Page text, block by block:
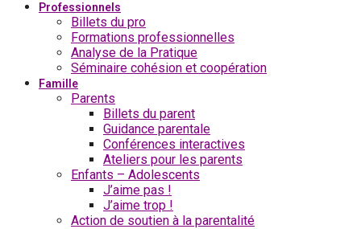
Professionnels
Billets du pro
Formations professionnelles
Analyse de la Pratique
Séminaire cohésion et coopération
Famille
Parents
Billets du parent
Guidance parentale
Conférences interactives
Ateliers pour les parents
Enfants – Adolescents
J’aime pas !
J’aime trop !
Action de soutien à la parentalité